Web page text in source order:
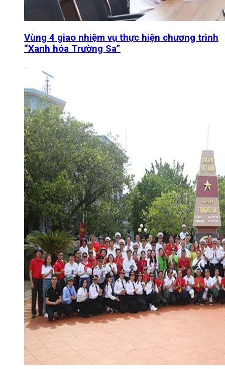
Vùng 4 giao nhiệm vụ thực hiện chương trình
“Xanh hóa Trường Sa”